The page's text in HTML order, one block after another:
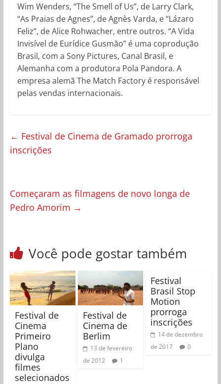
Wim Wenders, “The Smell of Us”, de Larry Clark,
“As Praias de Agnes”, de Agnès Varda, e “Lázaro
Feliz”, de Alice Rohwacher, entre outros. “A Vida
Invisível de Eurídice Gusmão” é uma coprodução
Brasil, com a Sony Pictures, Canal Brasil, e
Alemanha com a produtora Pola Pandora. A
empresa alemã The Match Factory é responsável
pelas vendas internacionais.
← Festival de Cinema de Gramado prorroga
inscrições
Começaram as filmagens de novo longa de
Pedro Amorim →
Você pode gostar também
Festival de
Cinema
Primeiro
Plano
divulga
filmes
selecionados
Festival de
Cinema de
Berlim
13 de fevereiro
de 2012
1
Festival
Brasil Stop
Motion
prorroga
inscrições
14 de dezembro
de 2017
0